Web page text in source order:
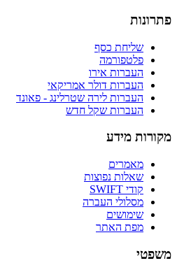
פתרונות
שליחת כסף
פלטפורמה
העברות אירו
העברות דולר אמריקאי
העברות לירה שטרלינג - פאונד
העברות שקל חדש
מקורות מידע
מאמרים
שאלות נפוצות
קודי SWIFT
מסלולי העברה
שימושים
מפת האתר
משפטי